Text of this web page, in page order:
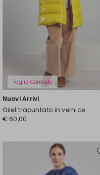
Taglie Comode
Nuovi Arrivi
Gilet trapuntato in vernice
€ 60,00